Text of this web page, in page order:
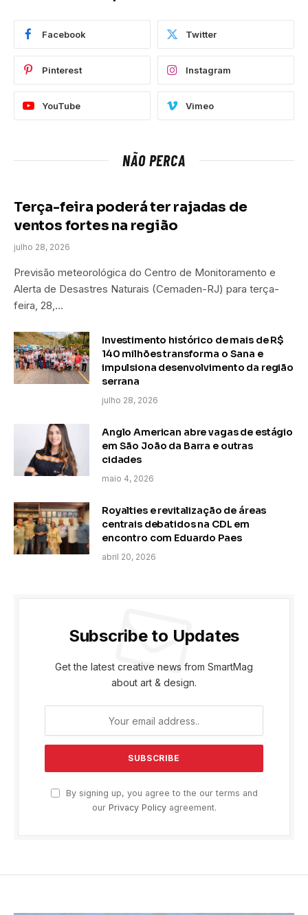
Facebook Twitter
Pinterest Instagram
YouTube Vimeo
NÃO PERCA
Terça-feira poderá ter rajadas de
ventos fortes na região
julho 28, 2026
Previsão meteorológica do Centro de Monitoramento e
Alerta de Desastres Naturais (Cemaden-RJ) para terça-
feira, 28,…
Investimento histórico de mais de R$
140 milhões transforma o Sana e
impulsiona desenvolvimento da região
serrana
julho 28, 2026
Anglo American abre vagas de estágio
em São João da Barra e outras
cidades
maio 4, 2026
Royalties e revitalização de áreas
centrais debatidos na CDL em
encontro com Eduardo Paes
abril 20, 2026
Subscribe to Updates
Get the latest creative news from SmartMag
about art & design.
By signing up, you agree to the our terms and
our Privacy Policyagreement.